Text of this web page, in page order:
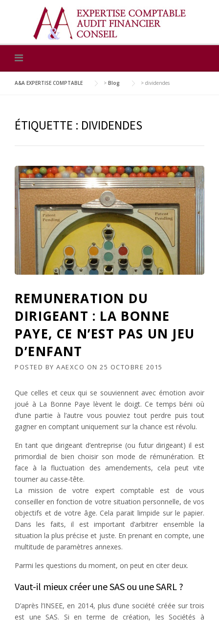
A&A EXPERTISE COMPTABLE > Blog > dividendes
ÉTIQUETTE : DIVIDENDES
REMUNERATION DU
DIRIGEANT : LA BONNE
PAYE, CE N’EST PAS UN JEU
D’ENFANT
POSTED BY AAEXCO ON 25 OCTOBRE 2015
Que celles et ceux qui se souviennent avec émotion avoir
joué à La Bonne Paye lèvent le doigt. Ce temps béni où
d’une partie à l’autre vous pouviez tout perdre puis tout
gagner en comptant uniquement sur la chance est révolu.
En tant que dirigeant d’entreprise (ou futur dirigeant) il est
primordial de bien choisir son mode de rémunération. Et
face à la fluctuation des amendements, cela peut vite
tourner au casse-tête.
La mission de votre expert comptable est de vous
conseiller en fonction de votre situation personnelle, de vos
objectifs et de votre âge. Cela parait limpide sur le papier.
Dans les faits, il est important d’arbitrer ensemble la
situation la plus précise et juste. En prenant en compte, une
multitude de paramètres annexes.
Parmi les questions du moment, on peut en citer deux.
Vaut-il mieux créer une SAS ou une SARL ?
D’après l’INSEE, en 2014, plus d’une société créée sur trois
est une SAS. Si en terme de création, les Sociétés à